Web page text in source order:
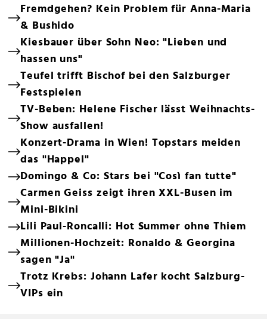
Fremdgehen? Kein Problem für Anna-Maria
& Bushido
Kiesbauer über Sohn Neo: "Lieben und
hassen uns"
Teufel trifft Bischof bei den Salzburger
Festspielen
TV-Beben: Helene Fischer lässt Weihnachts-
Show ausfallen!
Konzert-Drama in Wien! Topstars meiden
das "Happel"
Domingo & Co: Stars bei "Così fan tutte"
Carmen Geiss zeigt ihren XXL-Busen im
Mini-Bikini
Lili Paul-Roncalli: Hot Summer ohne Thiem
Millionen-Hochzeit: Ronaldo & Georgina
sagen "Ja"
Trotz Krebs: Johann Lafer kocht Salzburg-
VIPs ein